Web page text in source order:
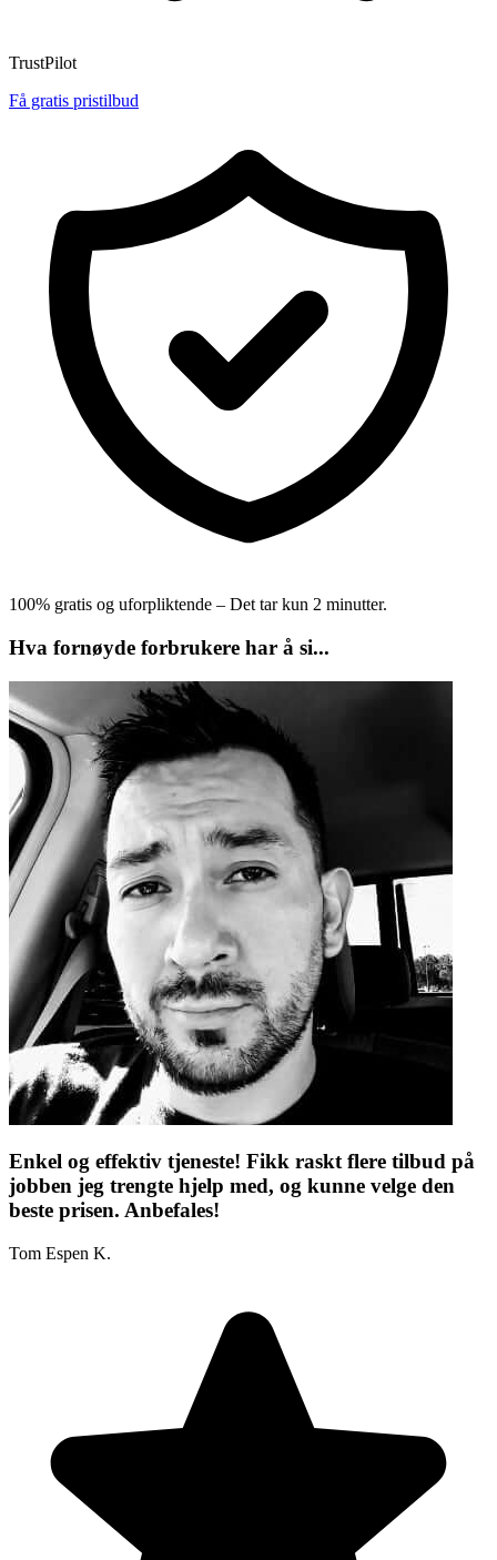
TrustPilot
Få gratis pristilbud
100% gratis og uforpliktende – Det tar kun 2 minutter.
Hva fornøyde forbrukere har å si...
Enkel og effektiv tjeneste! Fikk raskt flere tilbud på
jobben jeg trengte hjelp med, og kunne velge den
beste prisen. Anbefales!
Tom Espen K.